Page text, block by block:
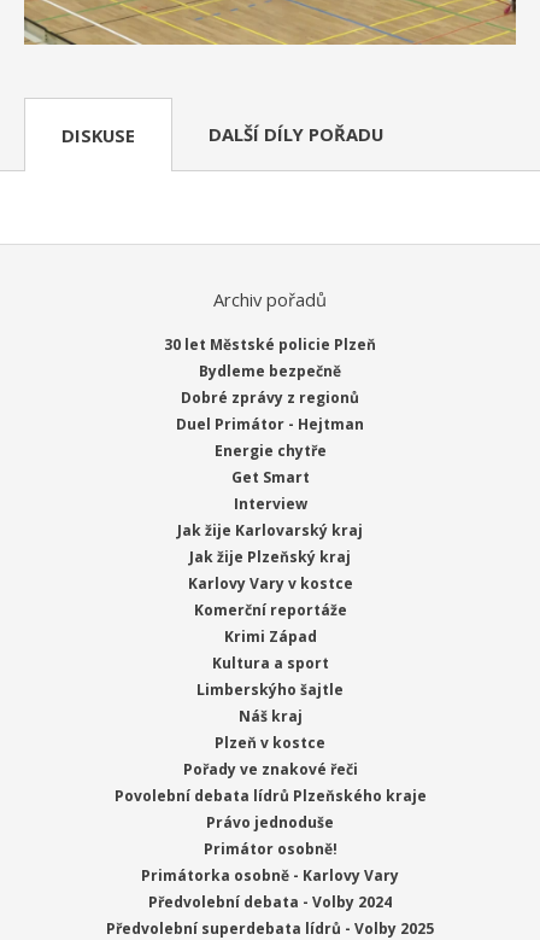
DISKUSE DALŠÍ DÍLY POŘADU
Archiv pořadů
30 let Městské policie Plzeň
Bydleme bezpečně
Dobré zprávy z regionů
Duel Primátor - Hejtman
Energie chytře
Get Smart
Interview
Jak žije Karlovarský kraj
Jak žije Plzeňský kraj
Karlovy Vary v kostce
Komerční reportáže
Krimi Západ
Kultura a sport
Limberskýho šajtle
Náš kraj
Plzeň v kostce
Pořady ve znakové řeči
Povolební debata lídrů Plzeňského kraje
Právo jednoduše
Primátor osobně!
Primátorka osobně - Karlovy Vary
Předvolební debata - Volby 2024
Předvolební superdebata lídrů - Volby 2025